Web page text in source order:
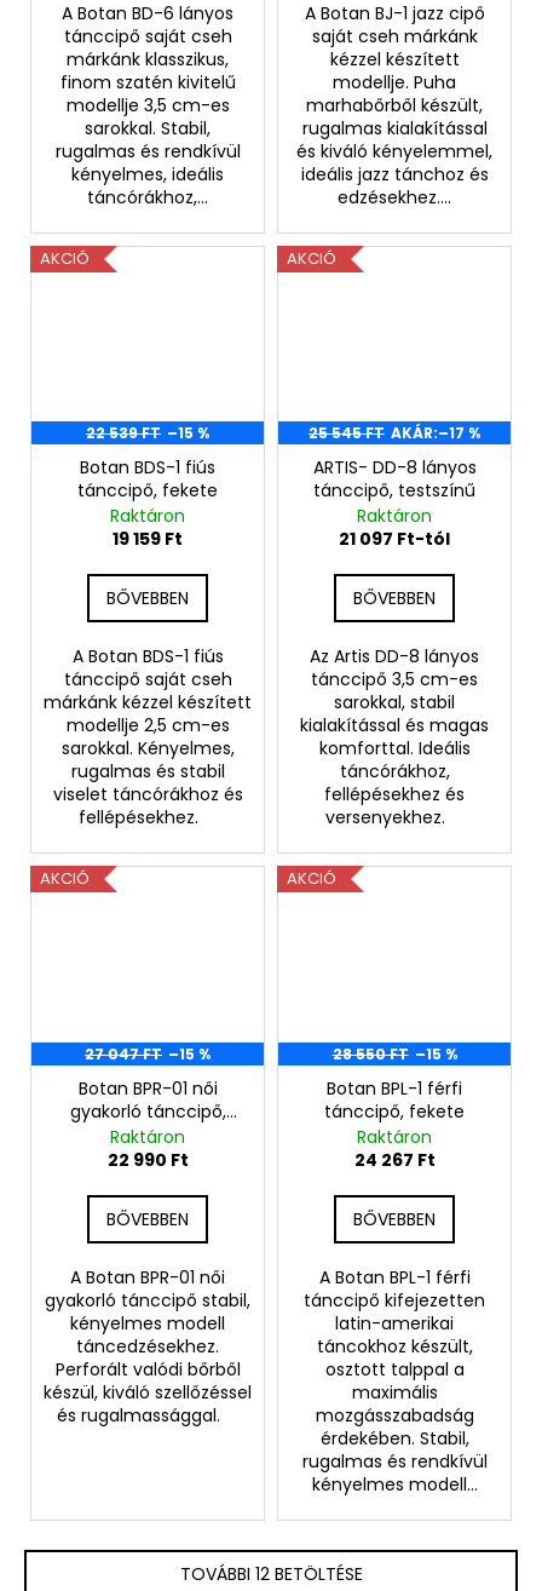
A Botan BD-6 lányos
tánccipő saját cseh
márkánk klasszikus,
finom szatén kivitelű
modellje 3,5 cm-es
sarokkal. Stabil,
rugalmas és rendkívül
kényelmes, ideális
táncórákhoz,...
A Botan BJ-1 jazz cipő
saját cseh márkánk
kézzel készített
modellje. Puha
marhabőrből készült,
rugalmas kialakítással
és kiváló kényelemmel,
ideális jazz tánchoz és
edzésekhez....
AKCIÓ
22 539 FT –15 %
Botan BDS-1 fiús
tánccipő, fekete
Raktáron
19 159 Ft
BŐVEBBEN
A Botan BDS-1 fiús
tánccipő saját cseh
márkánk kézzel készített
modellje 2,5 cm-es
sarokkal. Kényelmes,
rugalmas és stabil
viselet táncórákhoz és
fellépésekhez.
AKCIÓ
25 545 FT AKÁR:–17 %
ARTIS- DD-8 lányos
tánccipő, testszínű
Raktáron
21 097 Ft-tól
BŐVEBBEN
Az Artis DD-8 lányos
tánccipő 3,5 cm-es
sarokkal, stabil
kialakítással és magas
komforttal. Ideális
táncórákhoz,
fellépésekhez és
versenyekhez.
AKCIÓ
27 047 FT –15 %
Botan BPR-01 női
gyakorló tánccipő,
fekete
Raktáron
22 990 Ft
BŐVEBBEN
A Botan BPR-01 női
gyakorló tánccipő stabil,
kényelmes modell
táncedzésekhez.
Perforált valódi bőrből
készül, kiváló szellőzéssel
és rugalmassággal.
AKCIÓ
28 550 FT –15 %
Botan BPL-1 férfi
tánccipő, fekete
Raktáron
24 267 Ft
BŐVEBBEN
A Botan BPL-1 férfi
tánccipő kifejezetten
latin-amerikai
táncokhoz készült,
osztott talppal a
maximális
mozgásszabadság
érdekében. Stabil,
rugalmas és rendkívül
kényelmes modell...
TOVÁBBI 12 BETÖLTÉSE